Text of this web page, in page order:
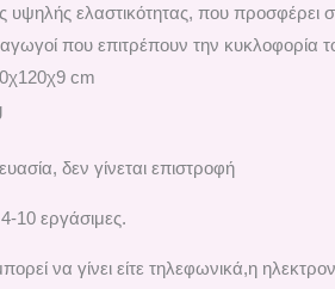
υψηλής ελαστικότητας, που προσφέρει
που επιτρέπουν την κυκλοφορία
cm
δεν γίνεται επιστροφή
10 εργάσιμες.
να γίνει είτε τηλεφωνικά,η